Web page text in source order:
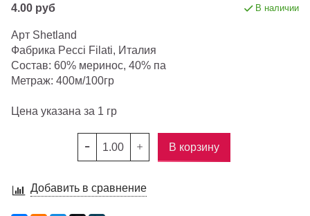
4.00 руб В наличии
Арт Shetland
Фабрика Pecci Filati, Италия
Состав: 60% меринос, 40% па
Метраж: 400м/100гр
Цена указана за 1 гр
В корзину
Добавить в сравнение